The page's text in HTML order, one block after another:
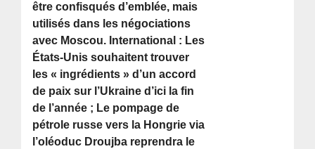
être confisqués d’emblée, mais
utilisés dans les négociations
avec Moscou. International : Les
États-Unis souhaitent trouver
les « ingrédients » d’un accord
de paix sur l’Ukraine d’ici la fin
de l’année ; Le pompage de
pétrole russe vers la Hongrie via
l’oléoduc Droujba reprendra le